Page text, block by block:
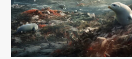
Lucille 13/12/2023